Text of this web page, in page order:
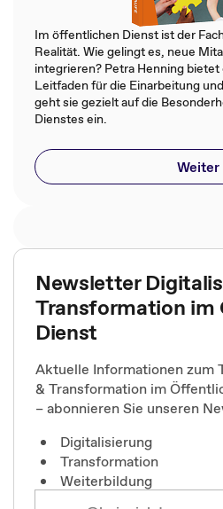
Im öffentlichen Dienst ist der
Realität. Wie gelingt es, neue
integrieren? Petra Henning
Leitfaden für die Einarbeitung
geht sie gezielt auf die
Dienstes ein.
Weiter
Newsletter
Transformation
Dienst
Aktuelle Informationen zum
& Transformation im
– abonnieren Sie unseren
Digitalisierung
Transformation
Weiterbildung